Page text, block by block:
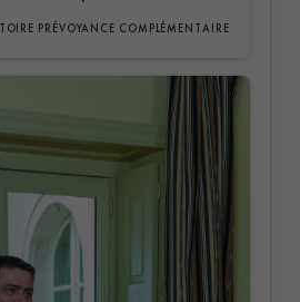
PRÉVOYANCE COMPLÉMENTAIRE